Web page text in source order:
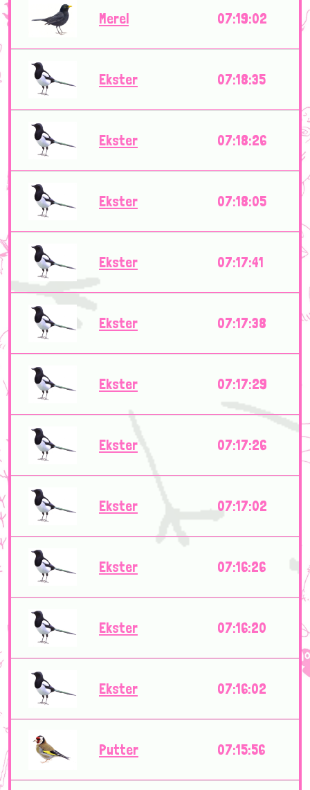
Merel 07:19:02
Ekster 07:18:35
Ekster 07:18:26
Ekster 07:18:05
Ekster 07:17:41
Ekster 07:17:38
Ekster 07:17:29
Ekster 07:17:26
Ekster 07:17:02
Ekster 07:16:26
Ekster 07:16:20
Ekster 07:16:02
Putter 07:15:56